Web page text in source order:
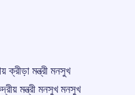
ক্রীড়া মন্ত্রী মনসুখ
মন্ত্রী মনসুখ মনসুখ